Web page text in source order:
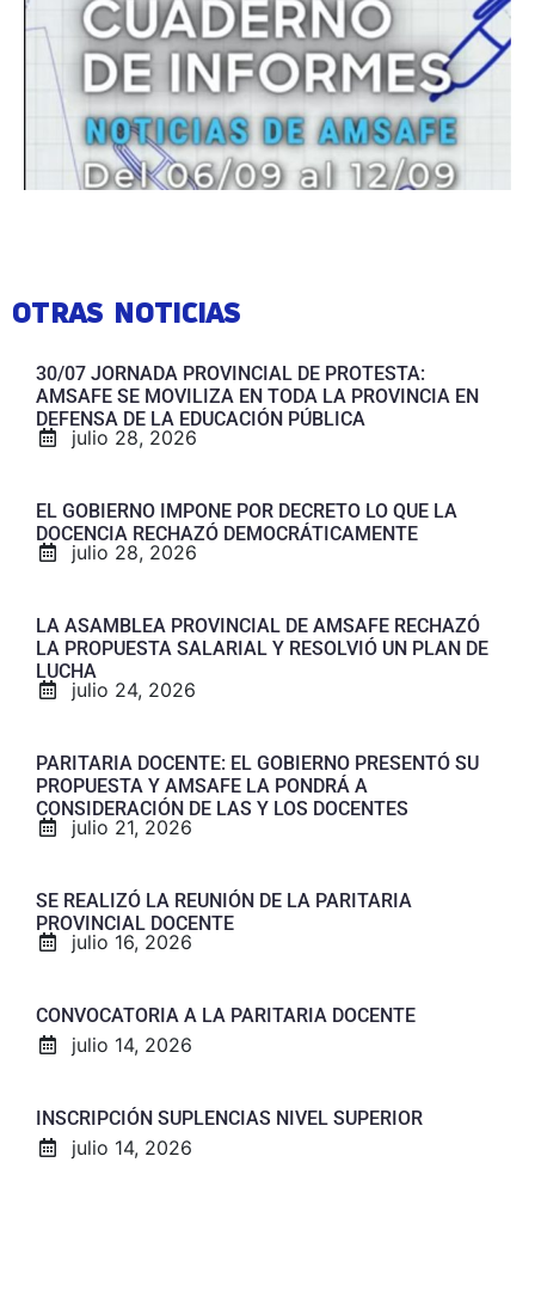
OTRAS NOTICIAS
30/07 JORNADA PROVINCIAL DE PROTESTA:
AMSAFE SE MOVILIZA EN TODA LA PROVINCIA EN
DEFENSA DE LA EDUCACIÓN PÚBLICA
julio 28, 2026
EL GOBIERNO IMPONE POR DECRETO LO QUE LA
DOCENCIA RECHAZÓ DEMOCRÁTICAMENTE
julio 28, 2026
LA ASAMBLEA PROVINCIAL DE AMSAFE RECHAZÓ
LA PROPUESTA SALARIAL Y RESOLVIÓ UN PLAN DE
LUCHA
julio 24, 2026
PARITARIA DOCENTE: EL GOBIERNO PRESENTÓ SU
PROPUESTA Y AMSAFE LA PONDRÁ A
CONSIDERACIÓN DE LAS Y LOS DOCENTES
julio 21, 2026
SE REALIZÓ LA REUNIÓN DE LA PARITARIA
PROVINCIAL DOCENTE
julio 16, 2026
CONVOCATORIA A LA PARITARIA DOCENTE
julio 14, 2026
INSCRIPCIÓN SUPLENCIAS NIVEL SUPERIOR
julio 14, 2026